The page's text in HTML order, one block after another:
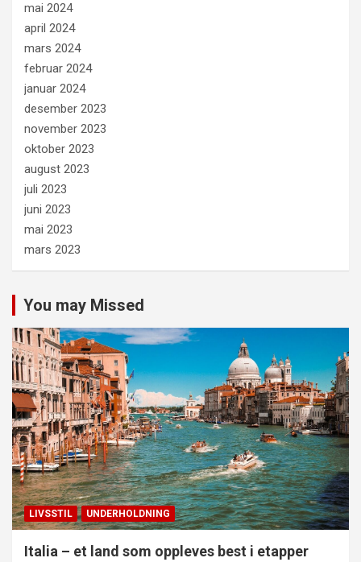
mai 2024
april 2024
mars 2024
februar 2024
januar 2024
desember 2023
november 2023
oktober 2023
august 2023
juli 2023
juni 2023
mai 2023
mars 2023
You may Missed
LIVSSTIL UNDERHOLDNING
Italia – et land som oppleves best i etapper